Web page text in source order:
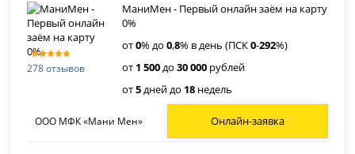
278 отзывов
МаниМен - Первый онлайн заём на карту
0%
от0% до0,8% в день (ПСК0-292%)
от 1 500до30 000 рублей
от5дней до 18 недель
ООО МФК «Мани Мен» Онлайн-заявка